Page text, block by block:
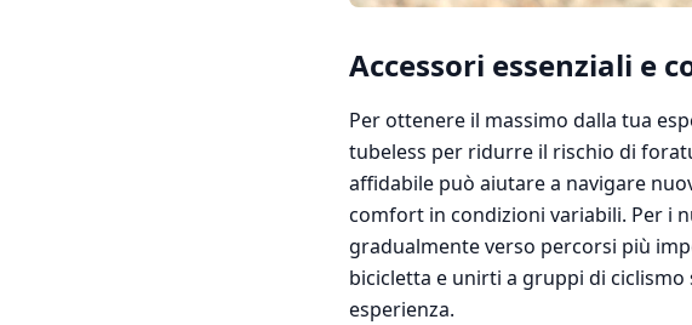
Accessori essenziali e
Per ottenere il massimo dalla tua
tubeless per ridurre il rischio di
affidabile può aiutare a navigare
comfort in condizioni variabili. Per i
gradualmente verso percorsi più
bicicletta e unirti a gruppi di
esperienza.